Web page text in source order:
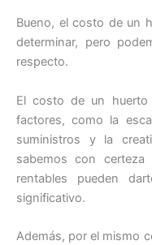
Bueno, el costo de un
determinar, pero
respecto.
El costo de un huerto
factores, como la
suministros y la
sabemos con
rentables pueden
significativo.
Además, por el mismo